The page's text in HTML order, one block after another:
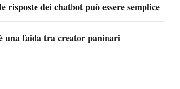
risposte dei chatbot può essere semplice
una faida tra creator paninari